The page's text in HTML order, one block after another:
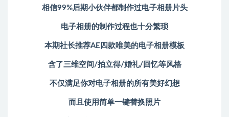
相信99%后期小伙伴都制作过电子相册片头
电子相册的制作过程也十分繁琐
本期社长推荐AE四款唯美的电子相册模板
含了三维空间/拍立得/婚礼/回忆等风格
不仅满足你对电子相册的所有美好幻想
而且使用简单一键替换照片